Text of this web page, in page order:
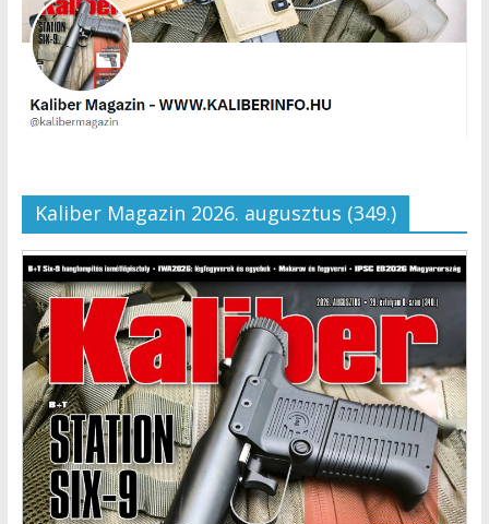
Kaliber Magazin 2026. augusztus (349.)